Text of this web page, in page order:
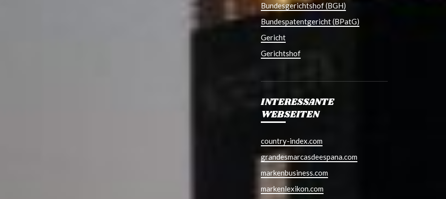
Bundesgerichtshof (BGH)
Bundespatentgericht (BPatG)
Gericht
Gerichtshof
INTERESSANTE
WEBSEITEN
country-index.com
grandesmarcasdeespana.com
markenbusiness.com
markenlexikon.com